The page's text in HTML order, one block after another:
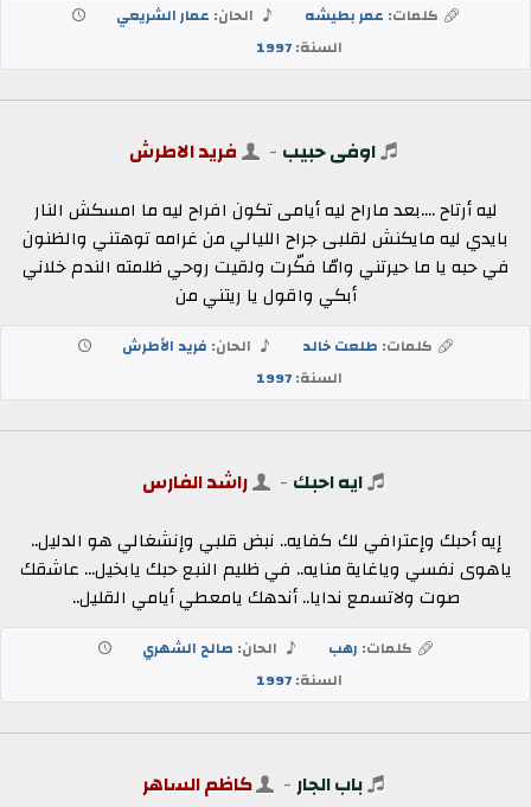
كلمات: عمر بطيشه الحان: عمار الشريعي
السنة:1997
اوفى حبيب - فريد الاطرش
ليه أرتاح ....بعد ماراح ليه أيامى تكون افراح ليه ما امسكش النار
بايدي ليه مايكنش لقلبى جراح الليالي من غرامه توهتني والظنون
في حبه يا ما حيرتني وامّا فكّرت ولقيت روحي ظلمته الندم خلاني
أبكي واقول يا ريتني من
كلمات: طلعت خالد الحان: فريد الأطرش
السنة:1997
ايه احبك - راشد الفارس
إيه أحبك وإعترافي لك كفايه.. نبض قلبي وإنشغالي هو الدليل..
ياهوى نفسي وياغاية منايه.. في ظليم النبع حبك يابخيل... عاشقك
صوت ولاتسمع ندايا.. أندهك يامعطي أيامي القليل..
كلمات: رهب الحان: صالح الشهري
السنة:1997
باب الجار- كاظم الساهر